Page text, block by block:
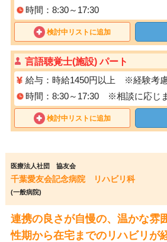
時間：8:30～17:30
検討中リストに追加
言語聴覚士(施設) パート
給与：時給1450円以上 ※経験考
時間：8:30～17:30 ※相談に応じ
検討中リストに追加
医療法人社団 協友会
千葉愛友会記念病院 リハビリ科
(一般病院)
連携の良さが自慢の、温かな雰
性期から在宅までのリハビリが